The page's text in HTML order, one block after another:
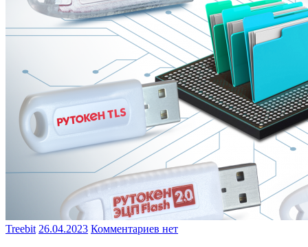
Treebit 26.04.2023 Комментариев нет